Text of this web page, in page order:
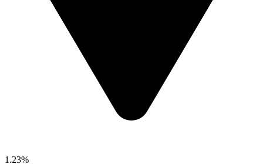
1.23%